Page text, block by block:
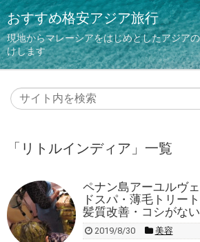
おすすめ格安アジア旅行
現地からマレーシアをはじめとしたアジア
けします
「 リトルインディア 」 一覧
ペナン島アーユルヴ
ドスパ・薄毛トリー
髪質改善・コシがない
2019/8/30
美容